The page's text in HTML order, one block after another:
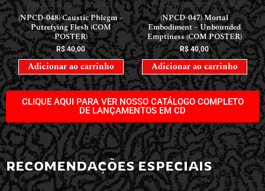
LANÇAMENTOS // RELEASES
(NPCD-048) Caustic Phlegm –
Putrefying Flesh (COM
POSTER)
R$ 40,00
Adicionar ao carrinho
LANÇAMENTOS // RELEASES
(NPCD-047) Mortal
Embodiment – Unbounded
Emptiness (COM POSTER)
R$40,00
Adicionar ao carrinho
CLIQUE AQUI PARA VER NOSSO CATÁLOGO COMPLETO
DE LANÇAMENTOS EM CD
RECOMENDAÇÕES ESPECIAIS